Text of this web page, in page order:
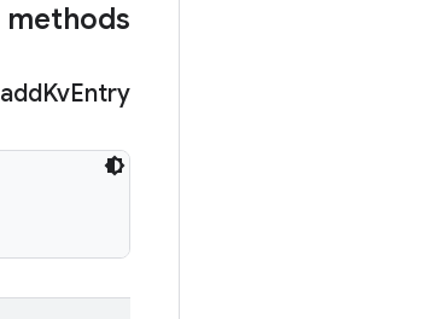
‫methods ציבוריים
addKvEntry